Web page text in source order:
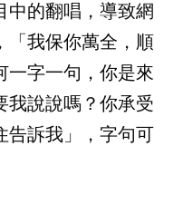
中的翻唱，導致網
「我保你萬全，順
一字一句，你是來
我說說嗎？你承受
告訴我」，字句可